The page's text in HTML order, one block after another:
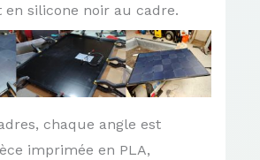
silicone noir au cadre.
chaque angle est
imprimée en PLA,